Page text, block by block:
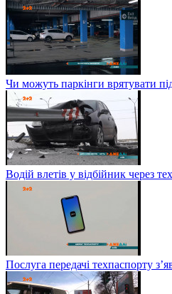
Чи можуть паркінги врятувати
Водій влетів у відбійник через
Послуга передачі техпаспорту